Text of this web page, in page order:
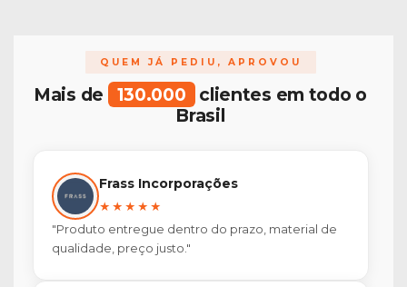
QUEM JÁ PEDIU, APROVOU
Mais de 130.000
clientes em todo o
Brasil
Frass Incorporações
★★★★★
"Produto entregue dentro do prazo, material de
qualidade, preço justo."